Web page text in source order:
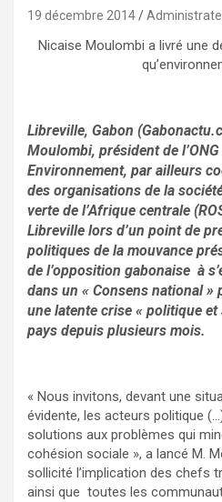
19 décembre 2014
Nicaise Moulombi a livré une
Libreville, Gabon
Moulombi, président de
Environnement, par ailleurs
des organisations de la
verte de l’Afrique centrale
Libreville lors d’un point de
politiques de la mouvance
de l’opposition gabonaise à
dans un « Consens national
une latente crise « politique
pays depuis plusieurs mois.
« Nous invitons, devant une
évidente, les acteurs politique
solutions aux problèmes qui
cohésion sociale », a lancé M.
sollicité l’implication des chefs
ainsi que toutes les